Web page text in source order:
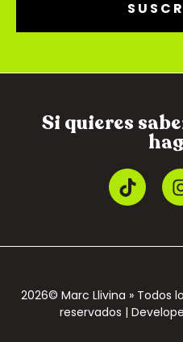
Si quieres
2026© Marc Llivina » Todos
reservados |